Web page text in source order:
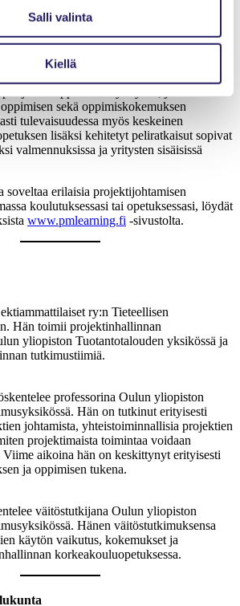
Salli valinta
Kiellä
kiihtyvän digitalisaatiokehityksen myötä
oppimissovellusten käytön voidaan ennustaa
oppimisen hyödyistä, ja
sekä oppimiskokemuksen
tulevaisuudessa myös keskeinen
lisäksi kehitetyt peliratkaisut sopivat
valmennuksissa ja yritysten sisäisissä
erilaisia projektijohtamisen
koulutuksessasi tai opetuksessasi, löydät
www.pmlearning.fi -sivustolta.
ry:n Tieteellisen
Hän toimii projektinhallinnan
yliopiston Tuotantotalouden yksikössä ja
tutkimustiimiä.
professorina Oulun yliopiston
Hän on tutkinut erityisesti
johtamista, yhteistoiminnallisia projektien
projektimaista toimintaa voidaan
aikoina hän on keskittynyt erityisesti
ja oppimisen tukena.
väitöstutkijana Oulun yliopiston
Hänen väitöstutkimuksensa
käytön vaikutus, kokemukset ja
korkeakouluopetuksessa.